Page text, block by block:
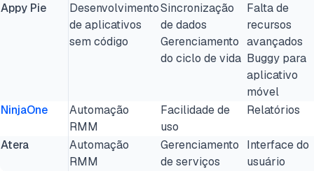
Appy Pie
Desenvolvimento
de aplicativos
sem código
Sincronização
de dados
Gerenciamento
do ciclo de vida
Falta de
recursos
avançados
Buggy para
aplicativo
móvel
NinjaOne
Automação
RMM
Facilidade de
uso
Relatórios
Atera
Automação
RMM
Gerenciamento
de serviços
Interface do
usuário